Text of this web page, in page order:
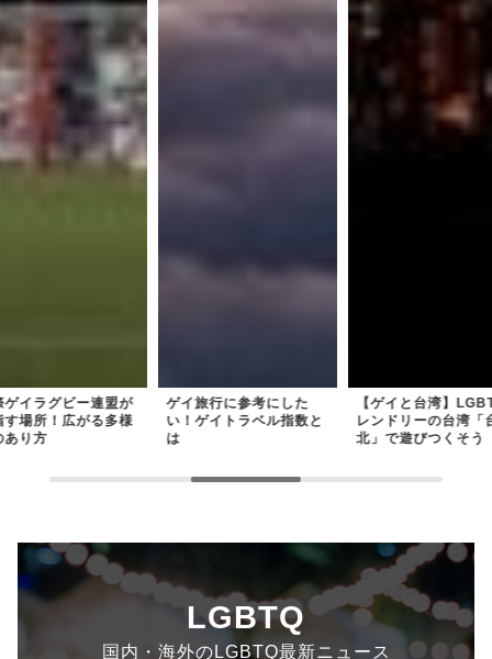
ゲイラグビー連盟が
す場所！広がる多様
あり方
ゲイ旅行に参考にした
い！ゲイトラベル指数と
は
【ゲイと台湾】
レンドリーの台湾「
北」で遊びつくそう
LGBTQ
国内・海外のLGBTQ最新ニュース